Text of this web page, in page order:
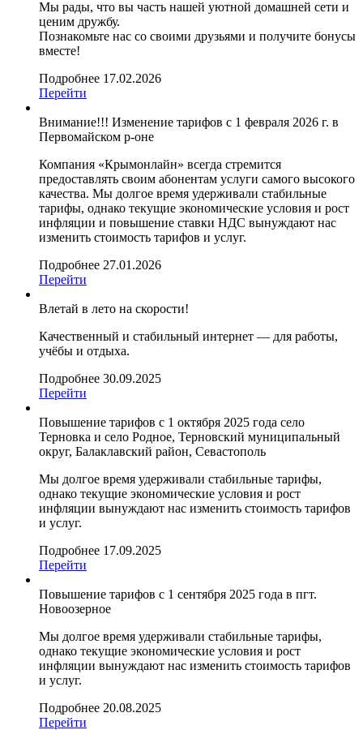
Мы рады, что вы часть нашей уютной домашней сети и
ценим дружбу.
Познакомьте нас со своими друзьями и получите бонусы
вместе!
Подробнее 17.02.2026
Перейти
Внимание!!! Изменение тарифов с 1 февраля 2026 г. в
Первомайском р-оне
Компания «Крымонлайн» всегда стремится
предоставлять своим абонентам услуги самого высокого
качества. Мы долгое время удерживали стабильные
тарифы, однако текущие экономические условия и рост
инфляции и повышение ставки НДС вынуждают нас
изменить стоимость тарифов и услуг.
Подробнее 27.01.2026
Перейти
Влетай в лето на скорости!
Качественный и стабильный интернет — для работы,
учёбы и отдыха.
Подробнее 30.09.2025
Перейти
Повышение тарифов с 1 октября 2025 года село
Терновка и село Родное, Терновский муниципальный
округ, Балаклавский район, Севастополь
Мы долгое время удерживали стабильные тарифы,
однако текущие экономические условия и рост
инфляции вынуждают нас изменить стоимость тарифов
и услуг.
Подробнее 17.09.2025
Перейти
Повышение тарифов с 1 сентября 2025 года в пгт.
Новоозерное
Мы долгое время удерживали стабильные тарифы,
однако текущие экономические условия и рост
инфляции вынуждают нас изменить стоимость тарифов
и услуг.
Подробнее 20.08.2025
Перейти